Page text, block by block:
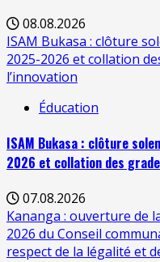
08.08.2026
ISAM Bukasa : clôture
2025-2026 et collation
l’innovation
Éducation
ISAM Bukasa : clôture
2026 et collation des
07.08.2026
Kananga : ouverture de
2026 du Conseil
respect de la légalité et